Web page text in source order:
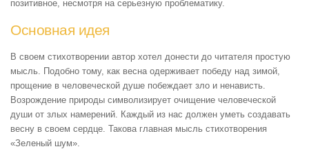
позитивное, несмотря на серьезную проблематику.
Основная идея
В своем стихотворении автор хотел донести до читателя простую
мысль. Подобно тому, как весна одерживает победу над зимой,
прощение в человеческой душе побеждает зло и ненависть.
Возрождение природы символизирует очищение человеческой
души от злых намерений. Каждый из нас должен уметь создавать
весну в своем сердце. Такова главная мысль стихотворения
«Зеленый шум».